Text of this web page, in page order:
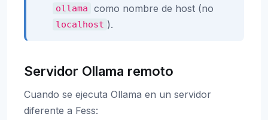
ollama como nombre de host (no
localhost ).
Servidor Ollama remoto
Cuando se ejecuta Ollama en un servidor
diferente a Fess: